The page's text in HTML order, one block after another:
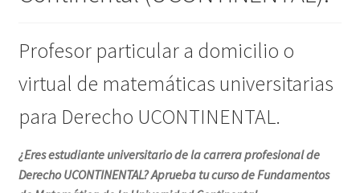
Profesor particular a domicilio o
virtual de matemáticas universitarias
para Derecho UCONTINENTAL.
¿Eres estudiante universitario de la carrera profesional de
Derecho UCONTINENTAL? Aprueba tu curso de Fundamentos